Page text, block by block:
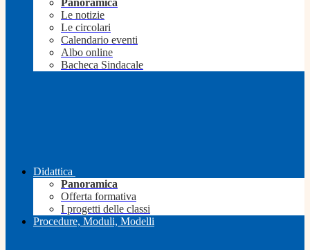
Panoramica
Le notizie
Le circolari
Calendario eventi
Albo online
Bacheca Sindacale
Didattica
Panoramica
Offerta formativa
I progetti delle classi
Procedure, Moduli, Modelli